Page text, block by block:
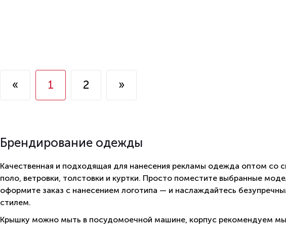
« 1 2 »
Брендирование одежды
Качественная и подходящая для нанесения рекламы одежда оптом со
поло, ветровки, толстовки и куртки. Просто поместите выбранные
оформите заказ с нанесением логотипа — и наслаждайтесь
стилем.
Крышку можно мыть в посудомоечной машине, корпус рекомендуем